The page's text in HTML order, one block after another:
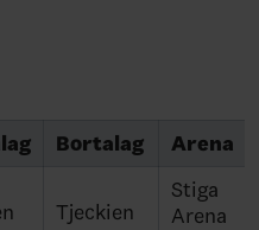
Bortalag Arena
Tjeckien
Stiga
Arena